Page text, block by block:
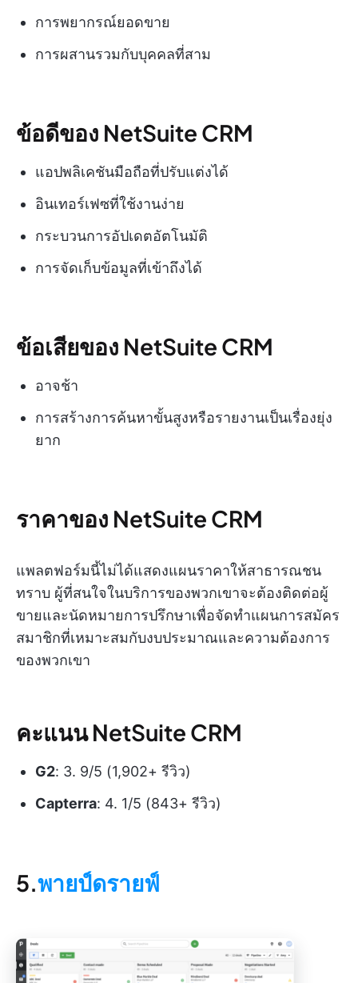
การพยากรณ์ยอดขาย
การผสานรวมกับบุคคลที่สาม
ข้อดีของ NetSuite CRM
แอปพลิเคชันมือถือที่ปรับแต่งได้
อินเทอร์เฟซที่ใช้งานง่าย
กระบวนการอัปเดตอัตโนมัติ
การจัดเก็บข้อมูลที่เข้าถึงได้
ข้อเสียของ NetSuite CRM
อาจช้า
การสร้างการค้นหาขั้นสูงหรือรายงานเป็นเรื่องยุ่ง
ยาก
ราคาของ NetSuite CRM
แพลตฟอร์มนี้ไม่ได้แสดงแผนราคาให้สาธารณชน
ทราบ ผู้ที่สนใจในบริการของพวกเขาจะต้องติดต่อผู้
ขายและนัดหมายการปรึกษาเพื่อจัดทำแผนการสมัคร
สมาชิกที่เหมาะสมกับงบประมาณและความต้องการ
ของพวกเขา
คะแนน NetSuite CRM
G2: 3. 9/5 (1,902+ รีวิว)
Capterra: 4. 1/5 (843+ รีวิว)
5.พายป์ดรายฟ์